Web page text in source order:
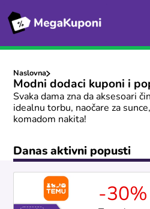
Naslovna
Modni dodaci kuponi i
Svaka dama zna da aksesoari
idealnu torbu, naočare za
komadom nakita!
Danas aktivni popusti
-30%